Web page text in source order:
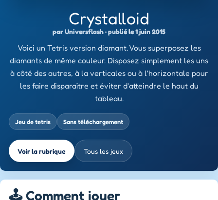
Crystalloid
par Universflash · publié le 1 juin 2015
Voici un Tetris version diamant. Vous superposez les
diamants de même couleur. Disposez simplement les uns
à côté des autres, à la verticales ou à l'horizontale pour
les faire disparaître et éviter d'atteindre le haut du
tableau.
Jeu de tetris Sans téléchargement
Voir la rubrique Tous les jeux
🕹️ Comment jouer